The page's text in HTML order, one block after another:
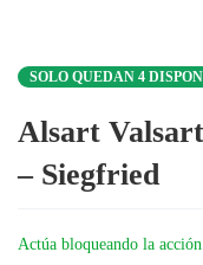
SOLO QUEDAN 4
Alsart
– Siegfried
Actúa bloqueando la